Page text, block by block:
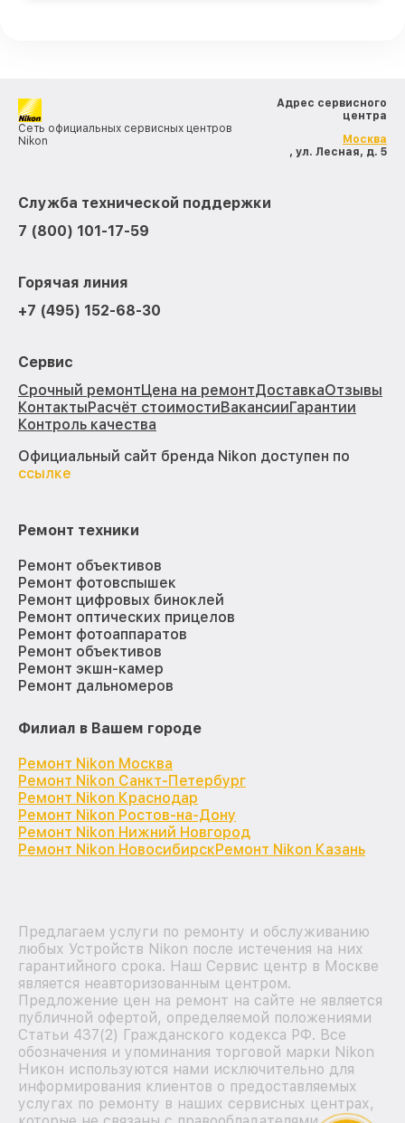
Сеть официальных сервисных центров
Nikon
Адрес сервисного
центра
Москва
, ул. Лесная, д. 5
Служба технической поддержки
7 (800) 101-17-59
Горячая линия
+7 (495) 152-68-30
Сервис
Срочный ремонтЦена на ремонтДоставкаОтзывы
КонтактыРасчёт стоимостиВакансииГарантии
Контроль качества
Официальный сайт бренда Nikon доступен по
ссылке
Ремонт техники
Ремонт объективов
Ремонт фотовспышек
Ремонт цифровых биноклей
Ремонт оптических прицелов
Ремонт фотоаппаратов
Ремонт объективов
Ремонт экшн-камер
Ремонт дальномеров
Филиал в Вашем городе
Ремонт Nikon Москва
Ремонт Nikon Санкт-Петербург
Ремонт Nikon Краснодар
Ремонт Nikon Ростов-на-Дону
Ремонт Nikon Нижний Новгород
Ремонт Nikon НовосибирскРемонт Nikon Казань
Предлагаем услуги по ремонту и обслуживанию
любых Устройств Nikon после истечения на них
гарантийного срока. Наш Сервис центр в Москве
является неавторизованным центром.
Предложение цен на ремонт на сайте не является
публичной офертой, определяемой положениями
Статьи 437(2) Гражданского кодекса РФ. Все
обозначения и упоминания торговой марки Nikon
Никон используются нами исключительно для
информирования клиентов о предоставляемых
услугах по ремонту в наших сервисных центрах,